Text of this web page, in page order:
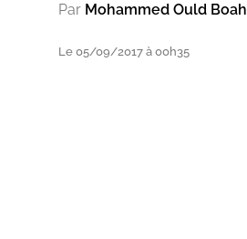
Par Mohammed Ould Boah
Le 05/09/2017 à 00h35